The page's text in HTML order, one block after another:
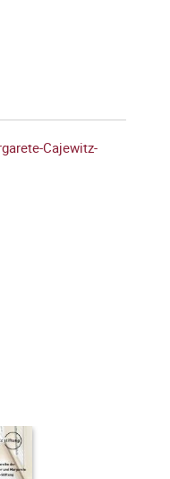
Cajewitz-